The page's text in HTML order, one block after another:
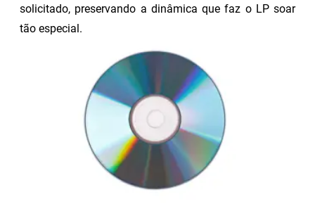
solicitado, preservando a dinâmica que faz o LP soar
tão especial.